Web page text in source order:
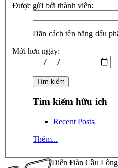
Được gửi bởi thành viên:
Dãn cách tên bằng dấu
Mới hơn ngày:
Tìm kiếm hữu ích
Recent Posts
Thêm...
Diễn Đàn Cầu